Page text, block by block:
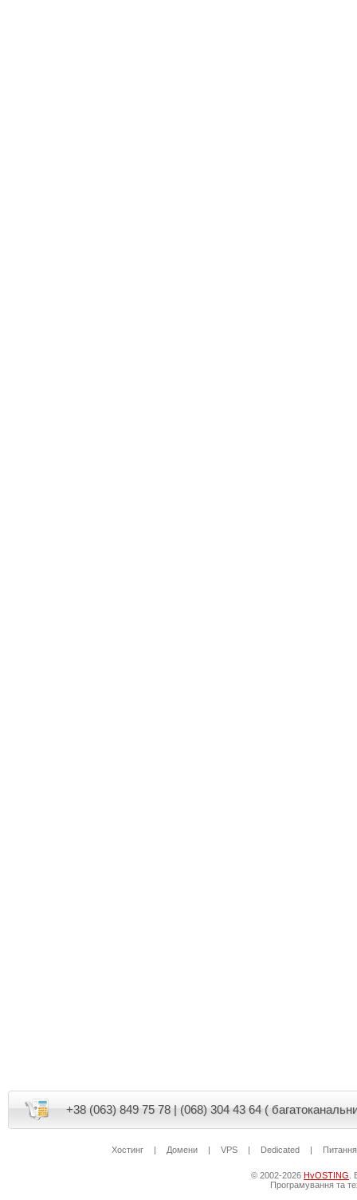
+38 (063) 849 75 78 | (068) 304 43 64 (
Хостинг | Домени | VPS | Dedicated |
© 2002-2026 HvOSTING
Програмування та